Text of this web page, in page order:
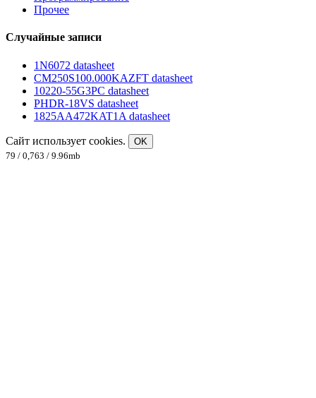
Прочее
Случайные записи
1N6072 datasheet
CM250S100.000KAZFT datasheet
10220-55G3PC datasheet
PHDR-18VS datasheet
1825AA472KAT1A datasheet
Сайт использует cookies.
OK
79 / 0,763 / 9.96mb